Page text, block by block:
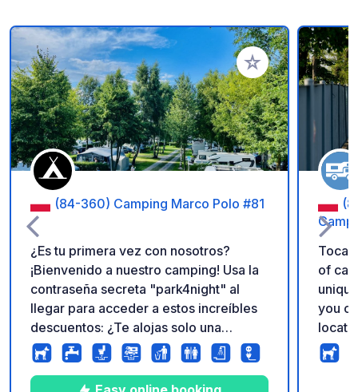
Añadir a tus
(84-360) Camping Marco Polo #81
¿Es tu primera vez con nosotros?
¡Bienvenido a nuestro camping! Usa la
contraseña secreta "park4night" al
llegar para acceder a estos increíbles
descuentos: ¿Te alojas solo una
noche? → ¡Obtén un 15% de descuento
en tu estancia! ¿Te quedas más tiempo
(2, 3 o 4 noches)? → ¡Paga solo por
of
you
provides